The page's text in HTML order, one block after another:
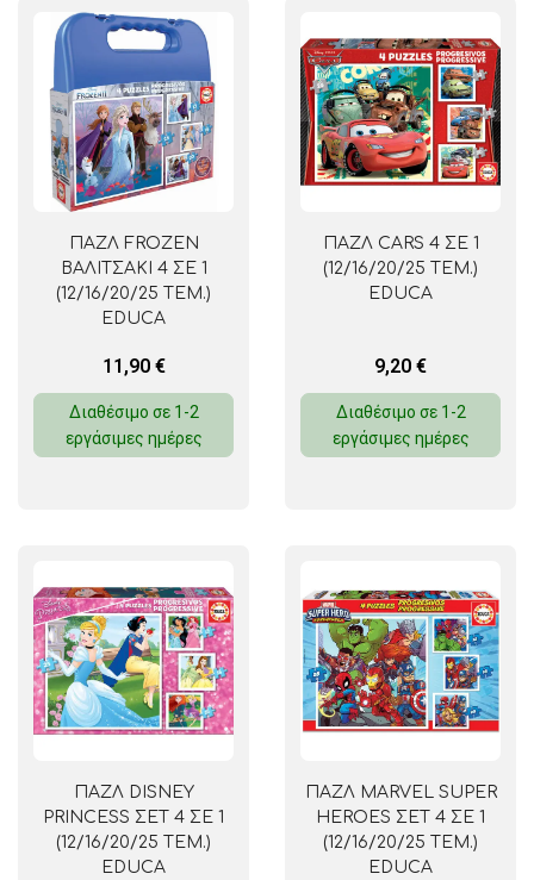
ΠΑΖΛ FROZEN
ΒΑΛΙΤΣΑΚΙ 4 ΣΕ 1
(12/16/20/25 ΤΕΜ.)
EDUCA
11,90 €
Διαθέσιμο σε 1-2
εργάσιμες ημέρες
ΠΑΖΛ CARS 4 ΣΕ 1
(12/16/20/25 ΤΕΜ.)
EDUCA
9,20 €
Διαθέσιμο σε 1-2
εργάσιμες ημέρες
ΠΑΖΛ DISNEY
PRINCESS ΣΕΤ 4 ΣΕ 1
(12/16/20/25 ΤΕΜ.)
EDUCA
ΠΑΖΛ MARVEL SUPER
HEROES ΣΕΤ 4 ΣΕ 1
(12/16/20/25 ΤΕΜ.)
EDUCA